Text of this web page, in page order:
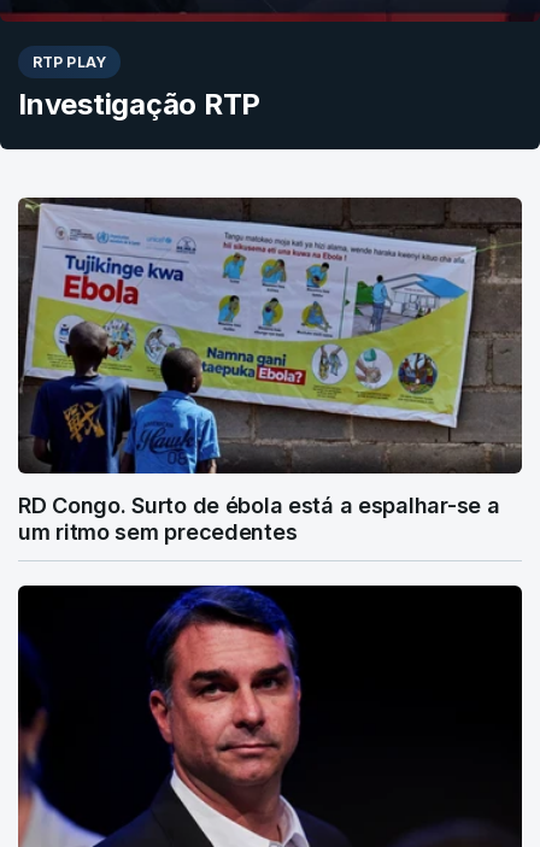
RTP PLAY
Investigação RTP
RD Congo. Surto de ébola está a espalhar-se a
um ritmo sem precedentes